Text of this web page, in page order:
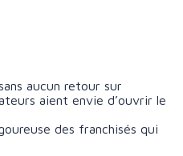
aucun retour sur
aient envie d’ouvrir le
des franchisés qui